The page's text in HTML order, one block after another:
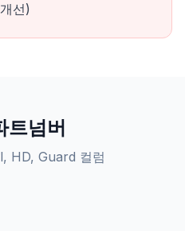
선)
트넘버
HD, Guard 컬럼